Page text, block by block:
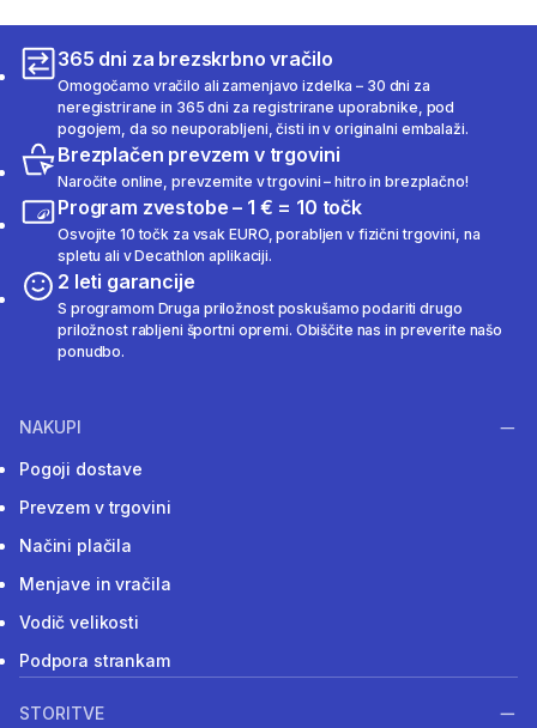
365 dni za brezskrbno vračilo
Omogočamo vračilo ali zamenjavo izdelka – 30 dni za
neregistrirane in 365 dni za registrirane uporabnike, pod
pogojem, da so neuporabljeni, čisti in v originalni embalaži.
Brezplačen prevzem v trgovini
Naročite online, prevzemite v trgovini – hitro in brezplačno!
Program zvestobe – 1 € = 10 točk
Osvojite 10 točk za vsak EURO, porabljen v fizični trgovini, na
spletu ali v Decathlon aplikaciji.
2 leti garancije
S programom Druga priložnost poskušamo podariti drugo
priložnost rabljeni športni opremi. Obiščite nas in preverite našo
ponudbo.
NAKUPI
Pogoji dostave
Prevzem v trgovini
Načini plačila
Menjave in vračila
Vodič velikosti
Podpora strankam
STORITVE